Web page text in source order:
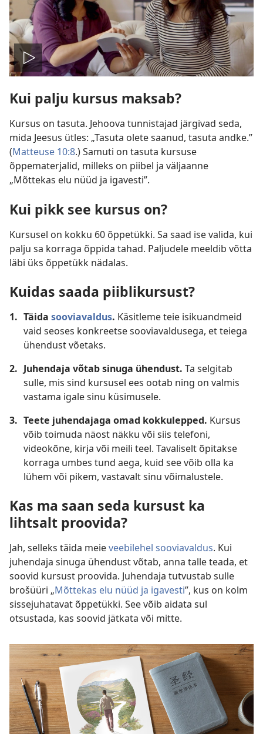
Esita
Kui palju kursus maksab?
Kursus on tasuta. Jehoova tunnistajad järgivad seda,
mida Jeesus ütles: „Tasuta olete saanud, tasuta andke.”
(Matteuse 10:8.) Samuti on tasuta kursuse
õppematerjalid, milleks on piibel ja väljaanne
„Mõttekas elu nüüd ja igavesti”.
Kui pikk see kursus on?
Kursusel on kokku 60 õppetükki. Sa saad ise valida, kui
palju sa korraga õppida tahad. Paljudele meeldib võtta
läbi üks õppetükk nädalas.
Kuidas saada piiblikursust?
1. Täida sooviavaldus. Käsitleme teie isikuandmeid
vaid seoses konkreetse sooviavaldusega, et teiega
ühendust võetaks.
2. Juhendaja võtab sinuga ühendust. Ta selgitab
sulle, mis sind kursusel ees ootab ning on valmis
vastama igale sinu küsimusele.
3. Teete juhendajaga omad kokkulepped. Kursus
võib toimuda näost näkku või siis telefoni,
videokõne, kirja või meili teel. Tavaliselt õpitakse
korraga umbes tund aega, kuid see võib olla ka
lühem või pikem, vastavalt sinu võimalustele.
Kas ma saan seda kursust ka
lihtsalt proovida?
Jah, selleks täida meieveebilehel sooviavaldus. Kui
juhendaja sinuga ühendust võtab, anna talle teada, et
soovid kursust proovida. Juhendaja tutvustab sulle
brošüüri „Mõttekas elu nüüd ja igavesti”, kus on kolm
sissejuhatavat õppetükki. See võib aidata sul
otsustada, kas soovid jätkata või mitte.